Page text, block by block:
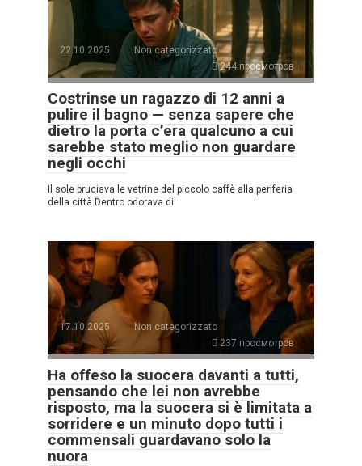
22.10.2025
Non categorizzato
244 просмотров
Costrinse un ragazzo di 12 anni a
pulire il bagno — senza sapere che
dietro la porta c’era qualcuno a cui
sarebbe stato meglio non guardare
negli occhi
Il sole bruciava le vetrine del piccolo caffè alla periferia
della città.Dentro odorava di
17.10.2025
Non categorizzato
237 просмотров
Ha offeso la suocera davanti a tutti,
pensando che lei non avrebbe
risposto, ma la suocera si è limitata a
sorridere e un minuto dopo tutti i
commensali guardavano solo la
nuora